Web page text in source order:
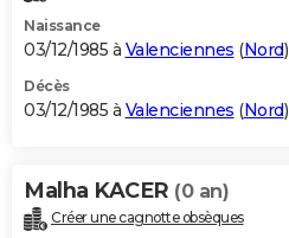
Naissance
03/12/1985 à Valenciennes (Nord)
Décès
03/12/1985 à Valenciennes (Nord)
Malha KACER (0 an)
Créer une cagnotte obsèques